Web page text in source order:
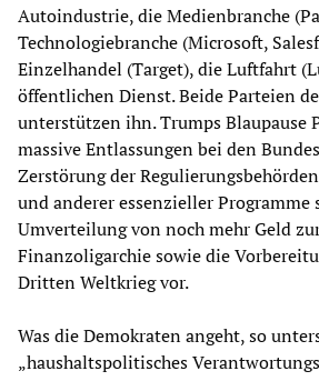
Autoindustrie, die Medienbranche
Technologiebranche (Microsoft,
Einzelhandel (Target), die Luftfahrt
öffentlichen Dienst. Beide Parteien
unterstützen ihn. Trumps Blaupause
massive Entlassungen bei den
Zerstörung der
und anderer essenzieller Programme
Umverteilung von noch mehr Geld
Finanzoligarchie sowie die
Dritten Weltkrieg vor.
Was die Demokraten angeht, so
„haushaltspolitisches